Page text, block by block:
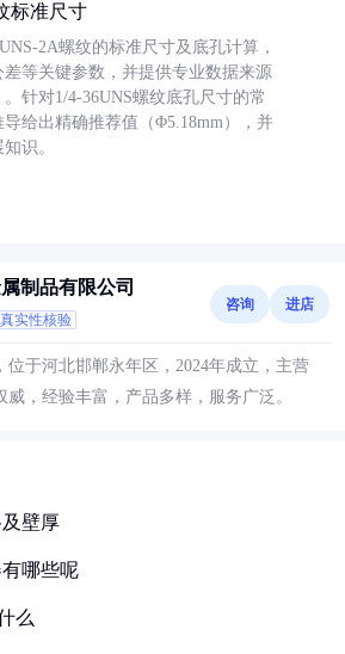
标准尺寸
2A螺纹的标准尺寸及底孔计算，
等关键参数，并提供专业数据来源
。针对1/4-36UNS螺纹底孔尺寸的常
导给出精确推荐值（Φ5.18mm），并
识。
制品有限公司
实性核验
咨询 进店
位于河北邯郸永年区，2024年成立，主营
，经验丰富，产品多样，服务广泛。
壁厚
哪些呢
么